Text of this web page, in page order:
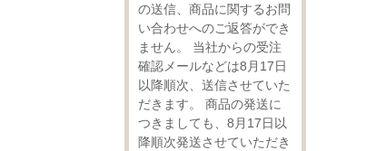
の送信、商品に関するお問
い合わせへのご返答ができ
ません。 当社からの受注
確認メールなどは8月17日
以降順次、送信させていた
だきます。 商品の発送に
つきましても、8月17日以
降順次発送させていただき